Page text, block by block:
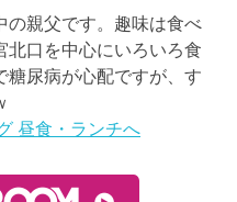
の親父です。趣味は食べ
北口を中心にいろいろ食
糖尿病が心配ですが、す